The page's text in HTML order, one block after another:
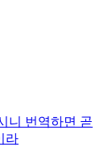
니 번역하면 곧
라